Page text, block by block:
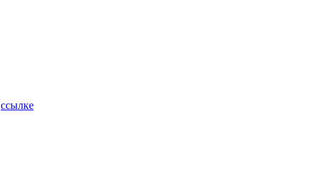
ссылке